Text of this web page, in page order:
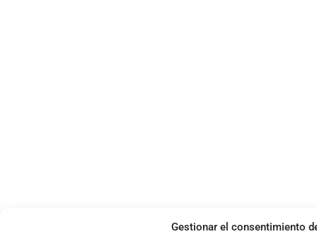
Gestionar el consentimiento